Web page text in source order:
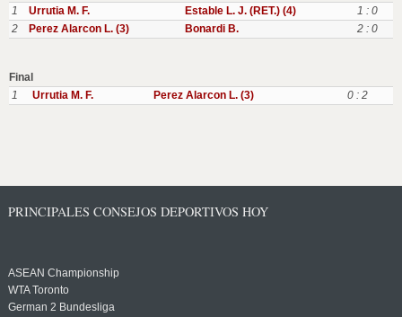
1
Urrutia M. F. Estable L. J. (RET.) (4)
1 : 0
2
Perez Alarcon L. (3) Bonardi B. 2 : 0
Final
1
Urrutia M. F. Perez Alarcon L. (3) 0 : 2
PRINCIPALES CONSEJOS DEPORTIVOS HOY
ASEAN Championship
WTA Toronto
German 2 Bundesliga